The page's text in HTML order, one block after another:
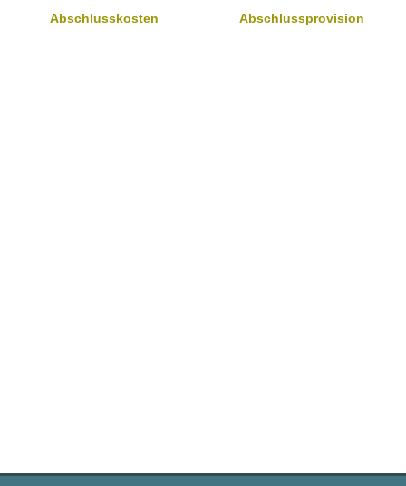
Abschlusskosten Abschlussprovision